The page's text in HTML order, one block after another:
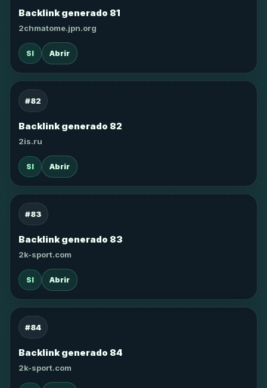
Backlink generado 81
2chmatome.jpn.org
SI Abrir
#82
Backlink generado 82
2is.ru
SI Abrir
#83
Backlink generado 83
2k-sport.com
SI Abrir
#84
Backlink generado 84
2k-sport.com